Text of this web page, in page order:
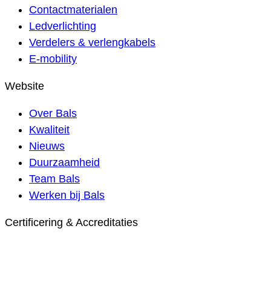
Contactmaterialen
Ledverlichting
Verdelers & verlengkabels
E-mobility
Website
Over Bals
Kwaliteit
Nieuws
Duurzaamheid
Team Bals
Werken bij Bals
Certificering & Accreditaties